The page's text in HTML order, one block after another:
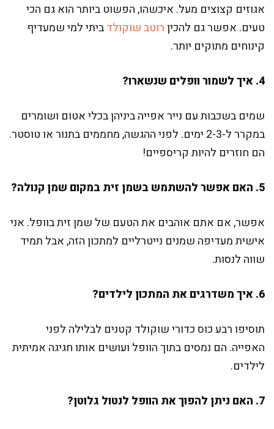
אגוזים קצוצים מעל. איכשהו, הפשוט ביותר הוא גם הכי
טעים. אפשר גם להכיןרוטב שוקולדביתי למי שמעדיף
קינוחים מתוקים יותר.
4. איך לשמור וופלים שנשארו?
שמים בשכבות עם נייר אפייה ביניהן בכלי אטום ושומרים
במקרר ל-2-3 ימים. לפני ההגשה, מחממים בתנור או טוסטר.
הם חוזרים להיות קריספיים!
5. האם אפשר להשתמש בשמן זית במקום שמן קנולה?
אפשר, אם אתם אוהבים את הטעם של שמן זית בוופל. אני
אישית מעדיפה שמנים נייטרליים למתכון הזה, אבל תמיד
שווה לנסות.
6. איך משדרגים את המתכון לילדים?
תוסיפו רבע כוס כדורי שוקולד קטנים לבלילה לפני
האפייה. הם נמסים בתוך הוופל ועושים אותו חגיגה אמיתית
לילדים.
7. האם ניתן להפוך את הוופל לנטול גלוטן?